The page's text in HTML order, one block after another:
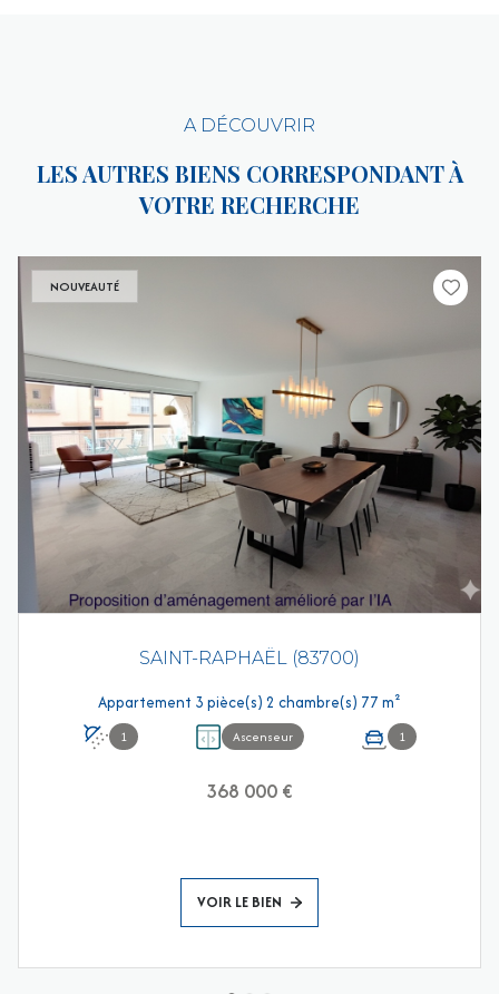
A DÉCOUVRIR
LES AUTRES BIENS CORRESPONDANT À
VOTRE RECHERCHE
NOUVEAUTÉ
SAINT-RAPHAËL (83700)
Appartement 3 pièce(s) 2 chambre(s) 77 m²
1 Ascenseur 1
368 000 €
VOIR LE BIEN